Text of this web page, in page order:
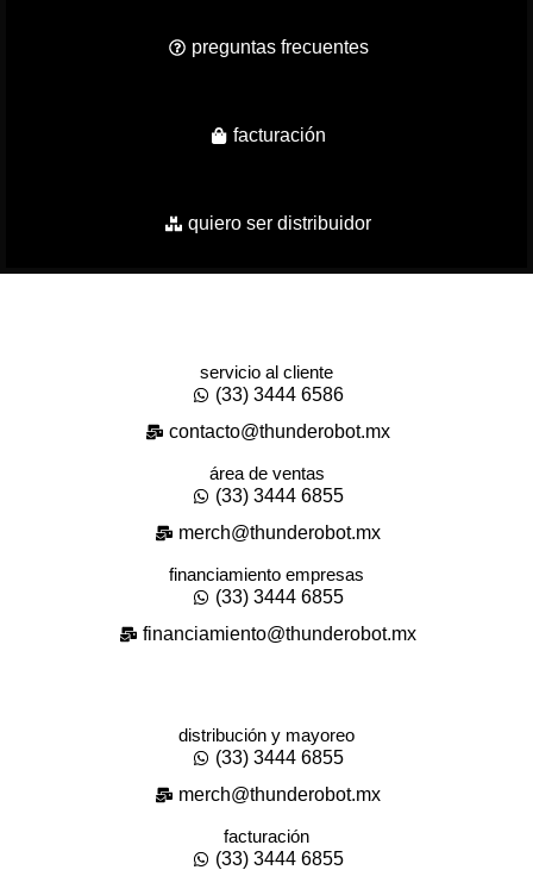
preguntas frecuentes
facturación
quiero ser distribuidor
servicio al cliente
(33) 3444 6586
contacto@thunderobot.mx
área de ventas
(33) 3444 6855
merch@thunderobot.mx
financiamiento empresas
(33) 3444 6855
financiamiento@thunderobot.mx
distribución y mayoreo
(33) 3444 6855
merch@thunderobot.mx
facturación
(33) 3444 6855